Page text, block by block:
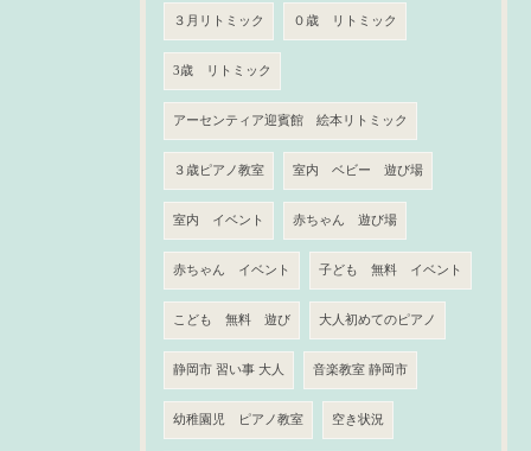
３月リトミック ０歳 リトミック
3歳 リトミック
アーセンティア迎賓館 絵本リトミック
３歳ピアノ教室 室内 ベビー 遊び場
室内 イベント 赤ちゃん 遊び場
赤ちゃん イベント 子ども 無料 イベント
こども 無料 遊び 大人初めてのピアノ
静岡市 習い事 大人 音楽教室 静岡市
幼稚園児 ピアノ教室 空き状況